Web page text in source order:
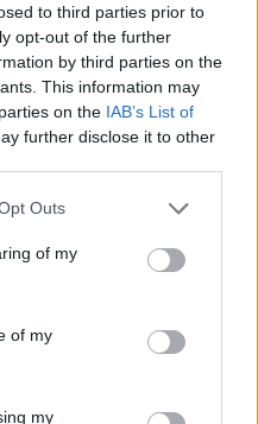
to third parties prior to
opt-out of the further
by third parties on the
This information may
on the IAB’s List of
further disclose it to other
uses one or more Google
You may click to
and its third-party tags to
purposes in below Google
Outs
of my
of my
my
fejlesztésű
hogy legyenek
2011
felajánlottak 3 ingyen
minthogy
falára a kedvenc